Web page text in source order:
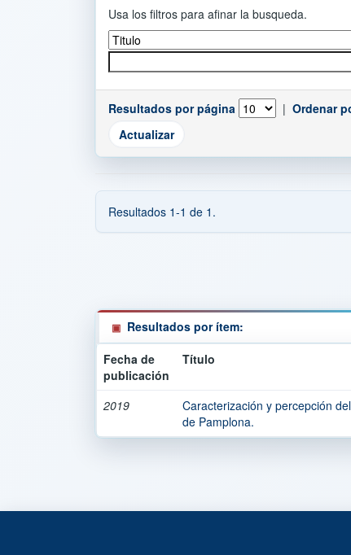
Usa los filtros para afinar la busqueda.
Resultados por página | Ordenar
Resultados 1-1 de 1.
Resultados por ítem:
Fecha de
publicación
Título
2019
Caracterización y percepción
de Pamplona.